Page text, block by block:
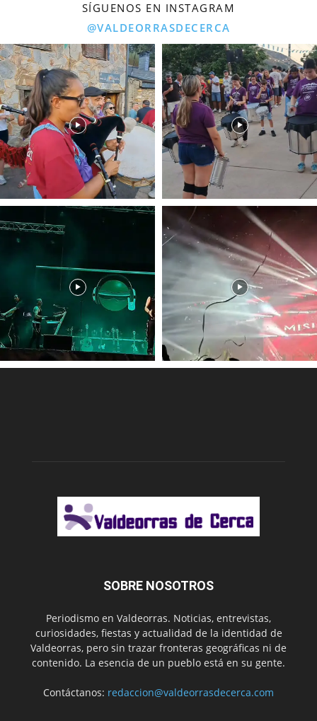
SÍGUENOS EN INSTAGRAM
@VALDEORRASDECERCA
SOBRE NOSOTROS
Periodismo en Valdeorras. Noticias, entrevistas,
curiosidades, fiestas y actualidad de la identidad de
Valdeorras, pero sin trazar fronteras geográficas ni de
contenido. La esencia de un pueblo está en su gente.
Contáctanos: redaccion@valdeorrasdecerca.com